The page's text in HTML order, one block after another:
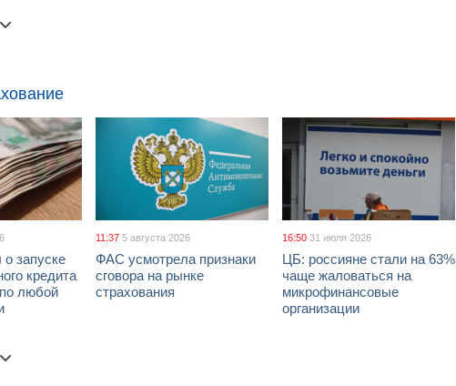
запуске
кредита
любой
11:37 5 августа 2026
ФАС усмотрела признаки
сговора на рынке
страхования
16:50 31 июля 2026
ЦБ: россияне стали на 63%
чаще жаловаться на
микрофинансовые
организации